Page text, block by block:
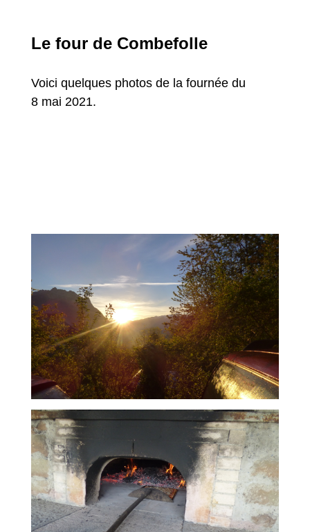
Le four de Combefolle
Voici quelques photos de la fournée du
8 mai 2021.